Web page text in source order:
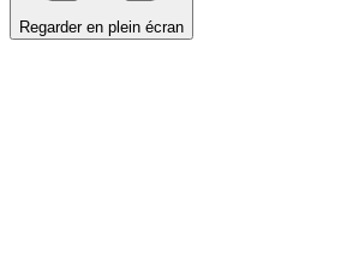
Regarder en plein écran